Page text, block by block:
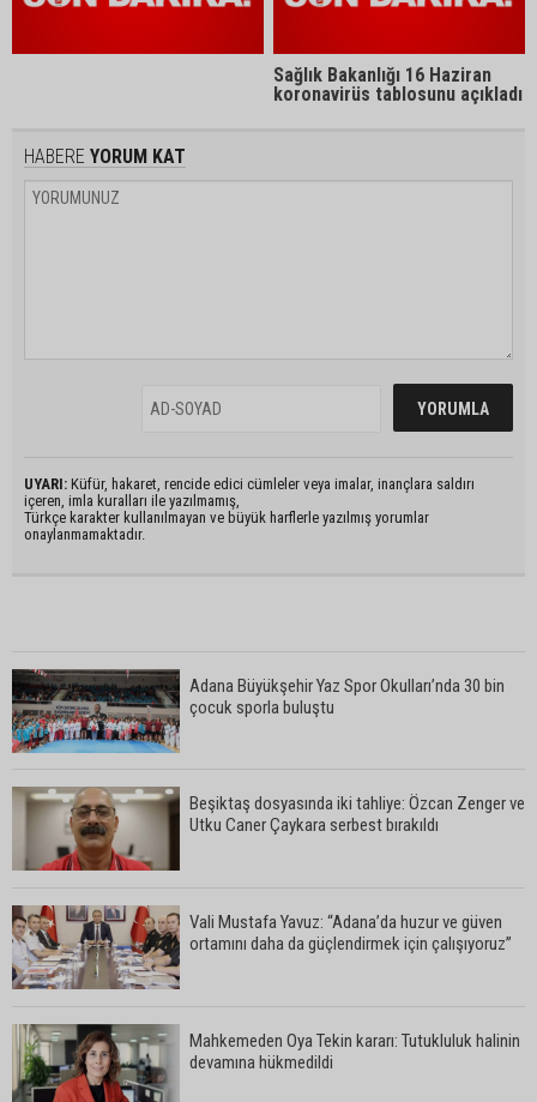
Sağlık Bakanlığı 16 Haziran
koronavirüs tablosunu açıkladı
HABERE YORUM KAT
UYARI: Küfür, hakaret, rencide edici cümleler veya imalar, inançlara saldırı
içeren, imla kuralları ile yazılmamış,
Türkçe karakter kullanılmayan ve büyük harflerle yazılmış yorumlar
onaylanmamaktadır.
Adana Büyükşehir Yaz Spor Okulları’nda 30 bin
çocuk sporla buluştu
Beşiktaş dosyasında iki tahliye: Özcan Zenger ve
Utku Caner Çaykara serbest bırakıldı
Vali Mustafa Yavuz: “Adana’da huzur ve güven
ortamını daha da güçlendirmek için çalışıyoruz”
Mahkemeden Oya Tekin kararı: Tutukluluk halinin
devamına hükmedildi